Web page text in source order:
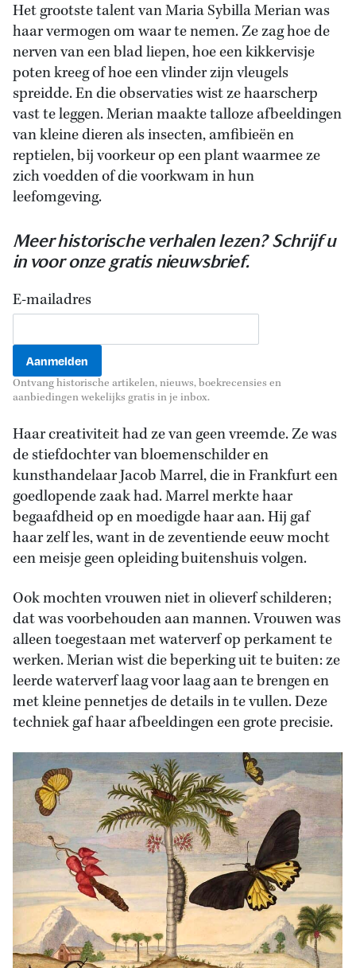
Het grootste talent van Maria Sybilla Merian was
haar vermogen om waar te nemen. Ze zag hoe de
nerven van een blad liepen, hoe een kikkervisje
poten kreeg of hoe een vlinder zijn vleugels
spreidde. En die observaties wist ze haarscherp
vast te leggen. Merian maakte talloze afbeeldingen
van kleine dieren als insecten, amfibieën en
reptielen, bij voorkeur op een plant waarmee ze
zich voedden of die voorkwam in hun
leefomgeving.
Meer historische verhalen lezen? Schrijf u
in voor onze gratis nieuwsbrief.
E-mailadres
Ontvang historische artikelen, nieuws, boekrecensies en
aanbiedingen wekelijks gratis in je inbox.
Haar creativiteit had ze van geen vreemde. Ze was
de stiefdochter van bloemenschilder en
kunsthandelaar Jacob Marrel, die in Frankfurt een
goedlopende zaak had. Marrel merkte haar
begaafdheid op en moedigde haar aan. Hij gaf
haar zelf les, want in de zeventiende eeuw mocht
een meisje geen opleiding buitenshuis volgen.
Ook mochten vrouwen niet in olieverf schilderen;
dat was voorbehouden aan mannen. Vrouwen was
alleen toegestaan met waterverf op perkament te
werken. Merian wist die beperking uit te buiten: ze
leerde waterverf laag voor laag aan te brengen en
met kleine pennetjes de details in te vullen. Deze
techniek gaf haar afbeeldingen een grote precisie.